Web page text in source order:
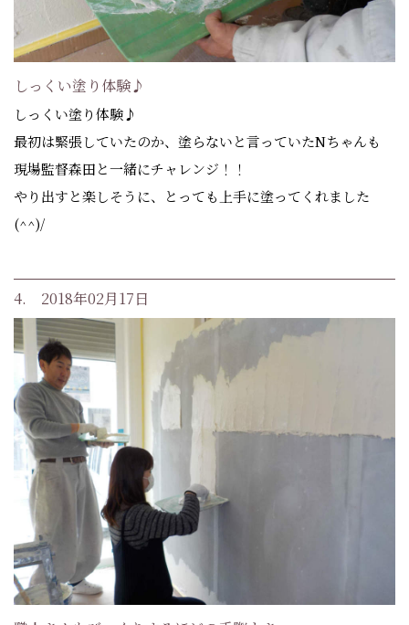
しっくい塗り体験♪
しっくい塗り体験♪
最初は緊張していたのか、塗らないと言っていたNちゃんも
現場監督森田と一緒にチャレンジ！！
やり出すと楽しそうに、とっても上手に塗ってくれました
(^^)/
4. 2018年02月17日